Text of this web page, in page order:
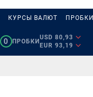
КУРСЫ ВАЛЮТ ПРОБКИ
0 ПРОБКИ
USD 80,93
EUR 93,19